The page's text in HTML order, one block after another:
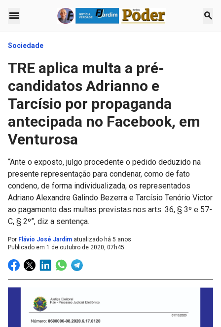
menu search
Sociedade
TRE aplica multa a pré-
candidatos Adrianno e
Tarcísio por propaganda
antecipada no Facebook, em
Venturosa
“Ante o exposto, julgo procedente o pedido deduzido na
presente representação para condenar, como de fato
condeno, de forma individualizada, os representados
Adriano Alexandre Galindo Bezerra e Tarcísio Tenório Victor
ao pagamento das multas previstas nos arts. 36, § 3º e 57-
C, § 2º”, diz a sentença.
Por Flávio José Jardim atualizado há 5 anos
Publicado em 1 de outubro de 2020, 07h45